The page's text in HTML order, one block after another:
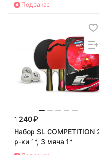
Под заказ
1 240 ₽
Набор SL COMPETITION
р-ки 1*, 3 мяча 1*